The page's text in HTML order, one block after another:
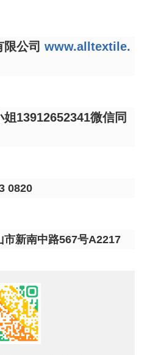
公司 www.alltextile.
13912652341微信同
0820
新南中路567号A2217